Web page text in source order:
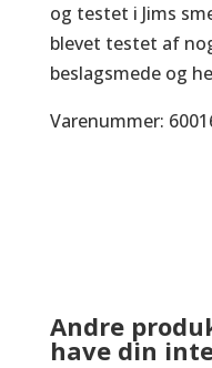
og testet i Jims
blevet testet af
beslagsmede og
Varenummer:
Andre
have din